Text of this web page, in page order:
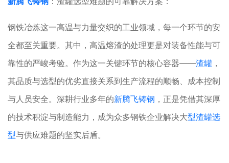
钢铁冶炼这一高温与力量交织的工业领域，每一个环节的安
全都至关重要。其中，高温熔渣的处理更是对装备性能与可
靠性的严峻考验。作为这一关键环节的核心容器——渣罐 ，
其品质与选型的优劣直接关系到生产流程的顺畅、成本控制
与人员安全。深耕行业多年的新腾飞铸钢 ，正是凭借其深厚
的技术积淀与制造能力，成为众多钢铁企业解决大型渣罐选
型与供应难题的坚实后盾。